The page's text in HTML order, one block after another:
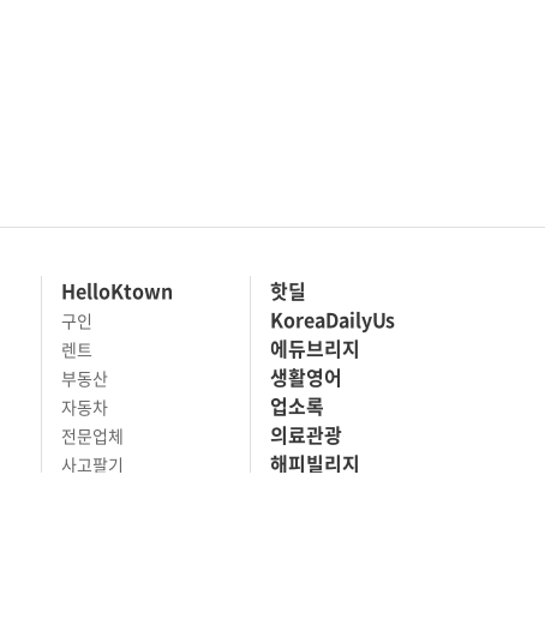
HelloKtown
구인
렌트
부동산
자동차
핫딜
KoreaDailyUs
에듀브리지
생활영어
업소록